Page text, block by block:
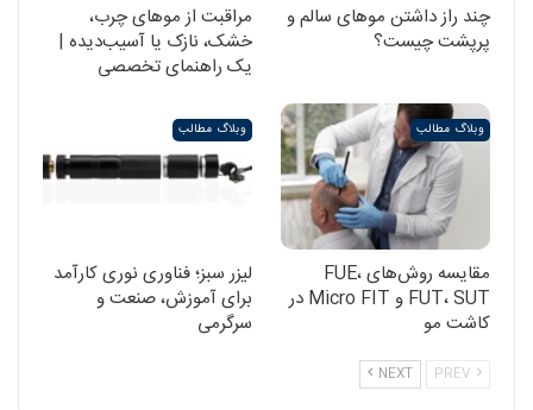
چند راز داشتن موهای سالم و
پرپشت چیست؟
مراقبت از موهای چرب،
خشک، نازک یا آسیب‌دیده |
یک راهنمای تخصصی
وبلاگ مطالب
مقایسه روش‌های FUE،
FUT، SUT و Micro FIT در
کاشت مو
وبلاگ مطالب
لیزر سبز؛ فناوری نوری کارآمد
برای آموزش، صنعت و
سرگرمی
NEXT